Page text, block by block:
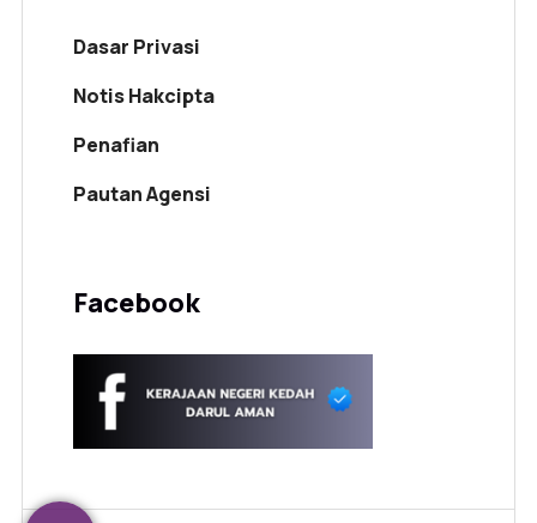
Dasar Privasi
Notis Hakcipta
Penafian
Pautan Agensi
Facebook